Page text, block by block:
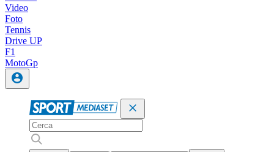
Video
Foto
Tennis
Drive UP
F1
MotoGp